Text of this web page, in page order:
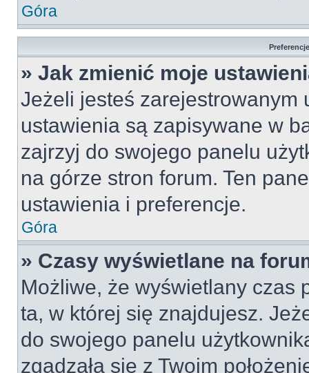
Góra
» Jak zmienić moje
Jeżeli jesteś zarejestrowanym
ustawienia są zapisywane w
zajrzyj do swojego panelu
na górze stron forum. Ten
ustawienia i preferencje.
Góra
» Czasy wyświetlane na
Możliwe, że wyświetlany czas
ta, w której się znajdujesz.
do swojego panelu
zgadzała się z Twoim